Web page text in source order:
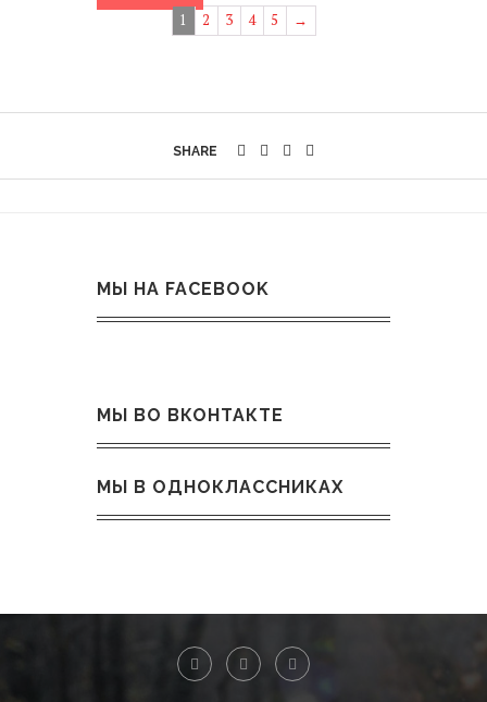
1 2 3 4 5 →
SHARE
МЫ НА FACEBOOK
МЫ ВО ВКОНТАКТЕ
МЫ В ОДНОКЛАССНИКАХ